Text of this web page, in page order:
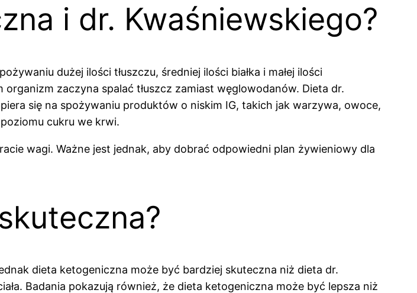
i dr. Kwaśniewskiego?
dużej ilości tłuszczu, średniej ilości białka i małej ilości
zaczyna spalać tłuszcz zamiast węglowodanów. Dieta dr.
się na spożywaniu produktów o niskim IG, takich jak warzywa, owoce,
cukru we krwi.
wagi. Ważne jest jednak, aby dobrać odpowiedni plan żywieniowy dla
dieta ketogeniczna może być bardziej skuteczna niż dieta dr.
Badania pokazują również, że dieta ketogeniczna może być lepsza niż